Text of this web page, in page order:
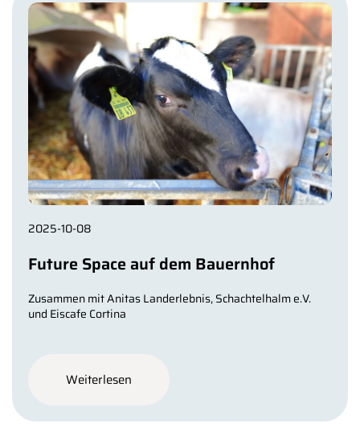
2025-10-08
Future Space auf dem Bauernhof
Zusammen mit Anitas Landerlebnis, Schachtelhalm e.V.
und Eiscafe Cortina
Weiterlesen